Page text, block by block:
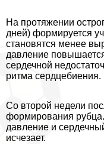
На протяжении
дней) формируется
становятся менее
давление
сердечной
ритма сердцебиения.
Со второй недели
формирования
давление и
исчезает.